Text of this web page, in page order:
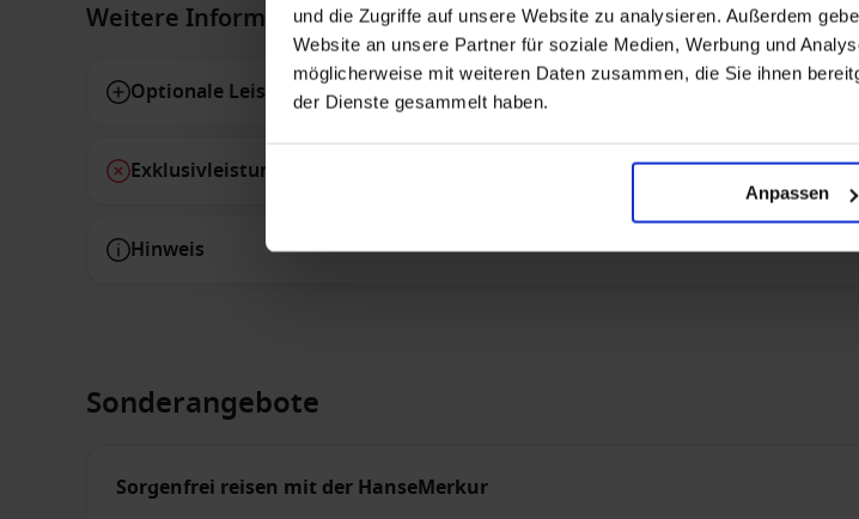
und die Zugriffe auf unsere Website zu analysieren. Außerdem
Website an unsere Partner für soziale Medien, Werbung und
möglicherweise mit weiteren Daten zusammen, die Sie ihnen
der Dienste gesammelt haben.
Anpassen
Weitere Informationen
Optionale Leistungen
Exklusivleistungen
Hinweis
Sonderangebote
Sorgenfrei reisen mit der HanseMerkur